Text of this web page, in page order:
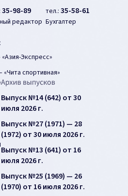
35-98-89
редактор
тел.: 35-58-61
Бухгалтер
«Азия-Экспресс»
«Чита спортивная»
Выпуск №14 (642) от 30
июля 2026 г.
Выпуск №27 (1971) — 28
(1972) от 30 июля 2026 г.
Выпуск №13 (641) от 16
июля 2026 г.
Выпуск №25 (1969) — 26
(1970) от 16 июля 2026 г.